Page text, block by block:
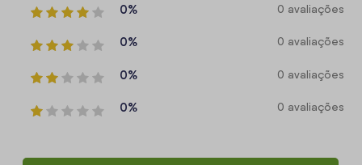
0% 0 avaliações
0% 0 avaliações
0% 0 avaliações
0% 0 avaliações